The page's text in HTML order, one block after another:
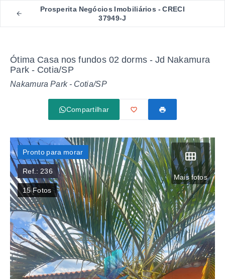
Prosperita Negócios Imobiliários - CRECI
37949-J
Ótima Casa nos fundos 02 dorms - Jd Nakamura
Park - Cotia/SP
Nakamura Park - Cotia/SP
Compartilhar
Mais fotos
Pronto para morar
Ref.: 236
15Fotos